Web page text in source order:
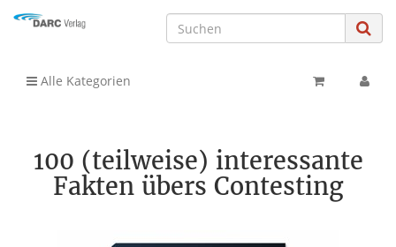
Alle Kategorien
100 (teilweise) interessante
Fakten übers Contesting